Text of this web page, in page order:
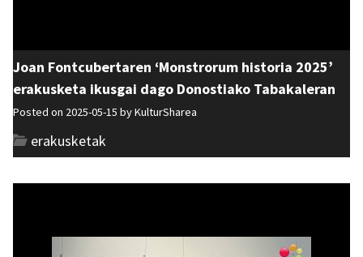
Joan Fontcubertaren ‘Monstrorum historia 2025’
erakusketa ikusgai dago Donostiako Tabakaleran
Posted on 2025-05-15 byKulturSharea
erakusketak